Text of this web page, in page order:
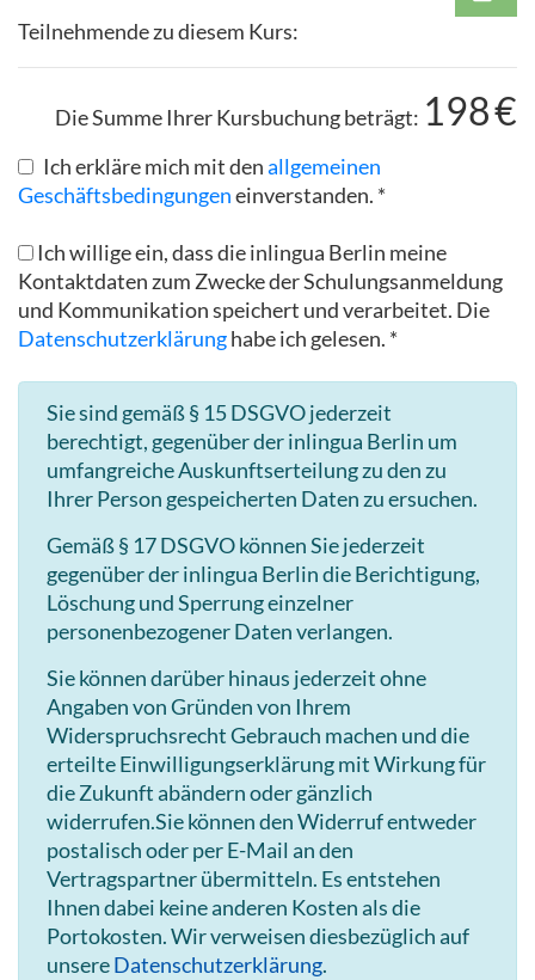
Teilnehmende zu diesem Kurs:
Die Summe Ihrer Kursbuchung beträgt: 198€
Ich erkläre mich mit denallgemeinen
Geschäftsbedingungeneinverstanden. *
Ich willige ein, dass die inlingua Berlin meine
Kontaktdaten zum Zwecke der Schulungsanmeldung
und Kommunikation speichert und verarbeitet. Die
Datenschutzerklärunghabe ich gelesen. *
Sie sind gemäß § 15 DSGVO jederzeit
berechtigt, gegenüber der inlingua Berlin um
umfangreiche Auskunftserteilung zu den zu
Ihrer Person gespeicherten Daten zu ersuchen.
Gemäß § 17 DSGVO können Sie jederzeit
gegenüber der inlingua Berlin die Berichtigung,
Löschung und Sperrung einzelner
personenbezogener Daten verlangen.
Sie können darüber hinaus jederzeit ohne
Angaben von Gründen von Ihrem
Widerspruchsrecht Gebrauch machen und die
erteilte Einwilligungserklärung mit Wirkung für
die Zukunft abändern oder gänzlich
widerrufen.Sie können den Widerruf entweder
postalisch oder per E-Mail an den
Vertragspartner übermitteln. Es entstehen
Ihnen dabei keine anderen Kosten als die
Portokosten. Wir verweisen diesbezüglich auf
unsereDatenschutzerklärung.